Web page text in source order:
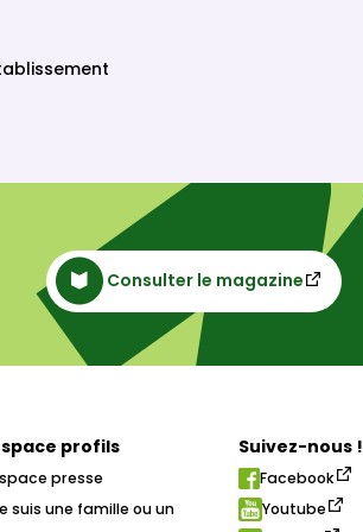
Consulter le magazine
profils
presse
suis une famille ou un
Suivez-nous !
Facebook
Youtube